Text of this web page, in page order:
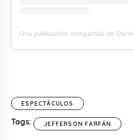
ESPECTÁCULOS
Tags: JEFFERSON FARFÁN